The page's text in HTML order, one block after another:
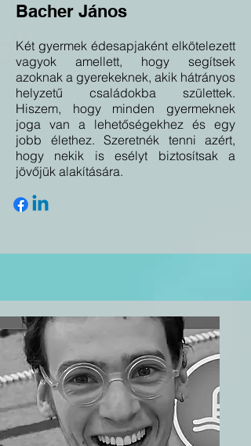
Bacher János
Két gyermek édesapjaként elkötelezett
vagyok amellett, hogy segítsek
azoknak a gyerekeknek, akik hátrányos
helyzetű családokba születtek.
Hiszem, hogy minden gyermeknek
joga van a lehetőségekhez és egy
jobb élethez. Szeretnék tenni azért,
hogy nekik is esélyt biztosítsak a
jövőjük alakítására.